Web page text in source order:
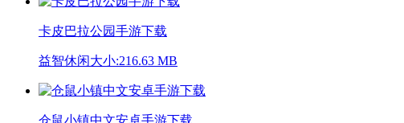
卡皮巴拉公园手游下载
益智休闲大小:216.63 MB
仓鼠小镇中文安卓手游下载